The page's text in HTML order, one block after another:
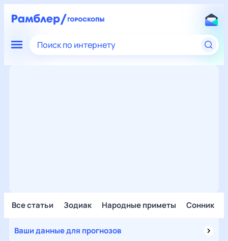
Поиск по интернету
Все статьи Зодиак Народные приметы Сонник
Ваши данные для прогнозов